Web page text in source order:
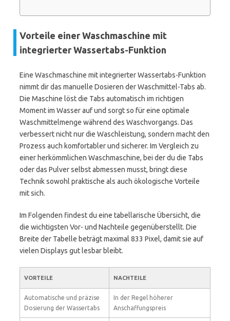
Vorteile einer Waschmaschine mit
integrierter Wassertabs-Funktion
Eine Waschmaschine mit integrierter Wassertabs-Funktion
nimmt dir das manuelle Dosieren der Waschmittel-Tabs ab.
Die Maschine löst die Tabs automatisch im richtigen
Moment im Wasser auf und sorgt so für eine optimale
Waschmittelmenge während des Waschvorgangs. Das
verbessert nicht nur die Waschleistung, sondern macht den
Prozess auch komfortabler und sicherer. Im Vergleich zu
einer herkömmlichen Waschmaschine, bei der du die Tabs
oder das Pulver selbst abmessen musst, bringt diese
Technik sowohl praktische als auch ökologische Vorteile
mit sich.
Im Folgenden findest du eine tabellarische Übersicht, die
die wichtigsten Vor- und Nachteile gegenüberstellt. Die
Breite der Tabelle beträgt maximal 833 Pixel, damit sie auf
vielen Displays gut lesbar bleibt.
VORTEILE NACHTEILE
Automatische und präzise
Dosierung der Wassertabs
In der Regel höherer
Anschaffungspreis